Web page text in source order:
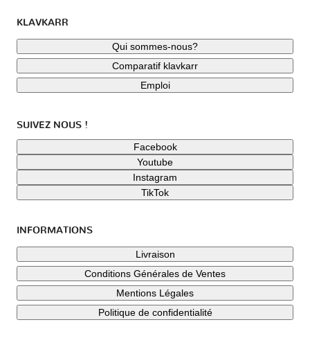
KLAVKARR
Qui sommes-nous?
Comparatif klavkarr
Emploi
SUIVEZ NOUS !
Facebook
Youtube
Instagram
TikTok
INFORMATIONS
Livraison
Conditions Générales de Ventes
Mentions Légales
Politique de confidentialité